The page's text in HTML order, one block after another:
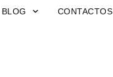
BLOG CONTACTOS